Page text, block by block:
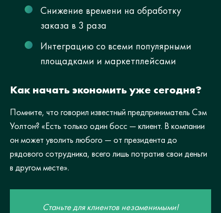
Снижение времени на обработку
заказа в 3 раза
Интеграцию со всеми популярными
площадками и маркетплейсами
Как начать экономить уже сегодня?
Помните, что говорил известный предприниматель Сэм
Уолтон? «Есть только один босс — клиент. В компании
он может уволить любого — от президента до
рядового сотрудника, всего лишь потратив свои деньги
в другом месте».
Станьте для клиентов незаменимыми!